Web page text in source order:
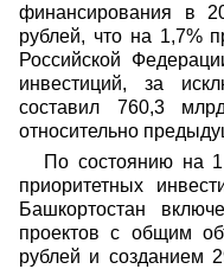
финансирования в
рублей, что на 1,7%
Российской
инвестиций, за
составил 760,3
относительно
По состоянию на
приоритетных
Башкортостан
проектов с общим
рублей и созданием